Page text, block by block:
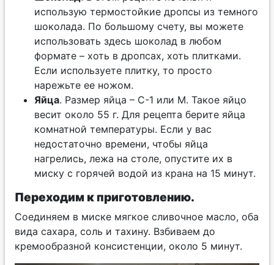
использую термостойкие дропсы из темного
шоколада. По большому счету, вы можете
использовать здесь шоколад в любом
формате – хоть в дропсах, хоть плитками.
Если используете плитку, то просто
нарежьте ее ножом.
Яйца. Размер яйца – С-1 или М. Такое яйцо
весит около 55 г. Для рецепта берите яйца
комнатной температуры. Если у вас
недостаточно времени, чтобы яйца
нагрелись, лежа на столе, опустите их в
миску с горячей водой из крана на 15 минут.
Переходим к приготовлению.
Соединяем в миске мягкое сливочное масло, оба
вида сахара, соль и тахину. Взбиваем до
кремообразной консистенции, около 5 минут.